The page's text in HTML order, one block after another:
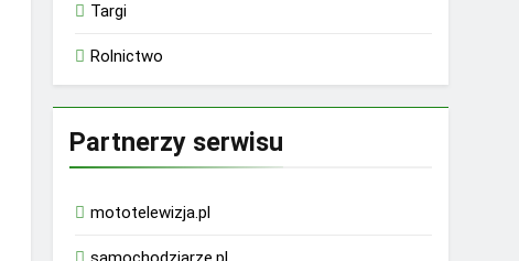
Targi
Rolnictwo
Partnerzy serwisu
mototelewizja.pl